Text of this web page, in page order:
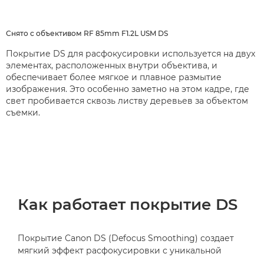
Снято с объективом RF 85mm F1.2L USM DS
Покрытие DS для расфокусировки используется на двух
элементах, расположенных внутри объектива, и
обеспечивает более мягкое и плавное размытие
изображения. Это особенно заметно на этом кадре, где
свет пробивается сквозь листву деревьев за объектом
съемки.
Как работает покрытие DS
Покрытие Canon DS (Defocus Smoothing) создает
мягкий эффект расфокусировки с уникальной